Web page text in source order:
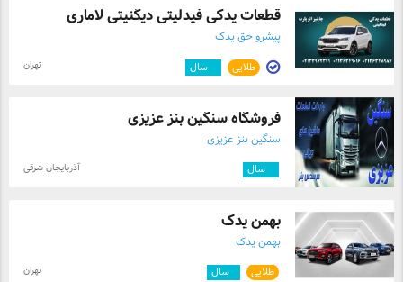
قطعات یدکی فیدلیتی دیگنیتی لاماری
پیشرو حق یدک
طلایی سال تهران
فروشگاه سنگین بنز عزیزی
سنگین بنز عزیزی
سال آذربایجان شرقی
بهمن یدک
بهمن یدک
طلایی سال تهران